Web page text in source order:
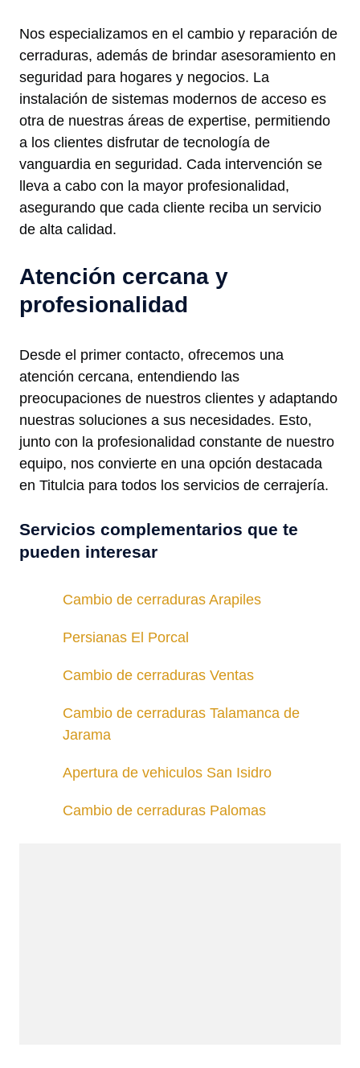
Nos especializamos en el cambio y reparación de
cerraduras, además de brindar asesoramiento en
seguridad para hogares y negocios. La
instalación de sistemas modernos de acceso es
otra de nuestras áreas de expertise, permitiendo
a los clientes disfrutar de tecnología de
vanguardia en seguridad. Cada intervención se
lleva a cabo con la mayor profesionalidad,
asegurando que cada cliente reciba un servicio
de alta calidad.
Atención cercana y
profesionalidad
Desde el primer contacto, ofrecemos una
atención cercana, entendiendo las
preocupaciones de nuestros clientes y adaptando
nuestras soluciones a sus necesidades. Esto,
junto con la profesionalidad constante de nuestro
equipo, nos convierte en una opción destacada
en Titulcia para todos los servicios de cerrajería.
Servicios complementarios que te
pueden interesar
Cambio de cerraduras Arapiles
Persianas El Porcal
Cambio de cerraduras Ventas
Cambio de cerraduras Talamanca de
Jarama
Apertura de vehiculos San Isidro
Cambio de cerraduras Palomas